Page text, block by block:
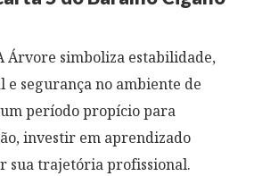
Árvore simboliza estabilidade,
segurança no ambiente de
período propício para
investir em aprendizado
sua trajetória profissional.